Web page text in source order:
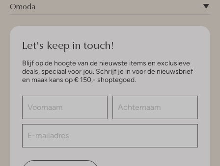
Omoda
Let's keep in touch!
Blijf op de hoogte van de nieuwste items en exclusieve
deals, speciaal voor jou. Schrijf je in voor de nieuwsbrief
en maak kans op € 150,- shoptegoed.